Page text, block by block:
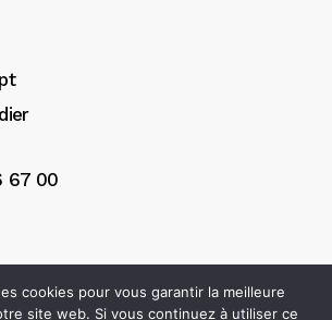
67 00
& Fils Création de site internet Avignon :
cookies pour vous garantir la meilleure
site web. Si vous continuez à utiliser ce